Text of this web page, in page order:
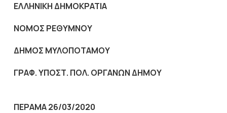
ΕΛΛΗΝΙΚΗ ΔΗΜΟΚΡΑΤΙΑ
NOMOΣ ΡΕΘΥΜΝΟΥ
ΔΗΜΟΣ ΜΥΛΟΠΟΤΑΜΟΥ
ΓΡΑΦ. ΥΠΟΣΤ. ΠΟΛ. ΟΡΓΑΝΩΝ ΔΗΜΟΥ
ΠΕΡΑΜΑ 26/03/2020